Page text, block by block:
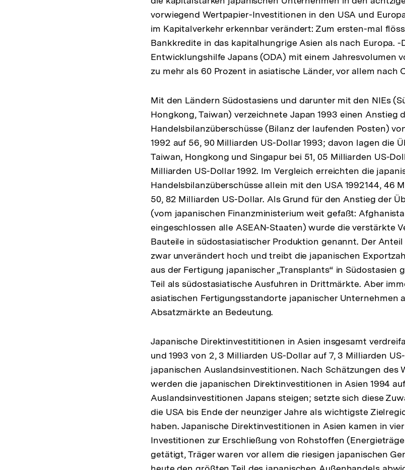
der
Fußnote
vorwiegend Wertpapier-Investitionen in den USA und
im Kapitalverkehr erkennbar verändert: Zum ersten-mal
Bankkredite in das kapitalhungrige Asien als nach Europa.
Entwicklungshilfe Japans (ODA) mit einem Jahresvolumen
zu mehr als 60 Prozent in asiatische Länder, vor allem nach
Mit den Ländern Südostasiens und darunter mit den NIEs
Hongkong, Taiwan) verzeichnete Japan 1993 einen Anstieg
Handelsbilanzüberschüsse (Bilanz der laufenden Posten)
1992 auf 56, 90 Milliarden US-Dollar 1993; davon lagen die
Taiwan, Hongkong und Singapur bei 51, 05 Milliarden US-
Milliarden US-Dollar 1992. Im Vergleich erreichten die
Handelsbilanzüberschüsse allein mit den USA 1992144, 46
50, 82 Milliarden US-Dollar. Als Grund für den Anstieg der
(vom japanischen Finanzministerium weit gefaßt:
eingeschlossen alle ASEAN-Staaten) wurde die verstärkte
Bauteile in südostasiatischer Produktion genannt. Der
zwar unverändert hoch und treibt die japanischen
aus der Fertigung japanischer „Transplants“ in Südostasien
Teil als südostasiatische Ausfuhren in Drittmärkte. Aber
asiatischen Fertigungsstandorte japanischer Unternehmen
Absatzmärkte an Bedeutung.
Japanische Direktinvestititionen in Asien insgesamt
und 1993 von 2, 3 Milliarden US-Dollar auf 7, 3 Milliarden
japanischen Auslandsinvestitionen. Nach Schätzungen des
werden die japanischen Direktinvestitionen in Asien 1994
Auslandsinvestitionen Japans steigen; setzte sich diese
die USA bis Ende der neunziger Jahre als wichtigste
haben. Japanische Direktinvestitionen in Asien kamen in
Investitionen zur Erschließung von Rohstoffen
getätigt, Träger waren vor allem die riesigen japanischen